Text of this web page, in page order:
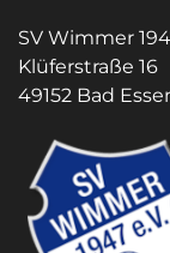
SV Wimmer
Klüferstraße 16
49152 Bad